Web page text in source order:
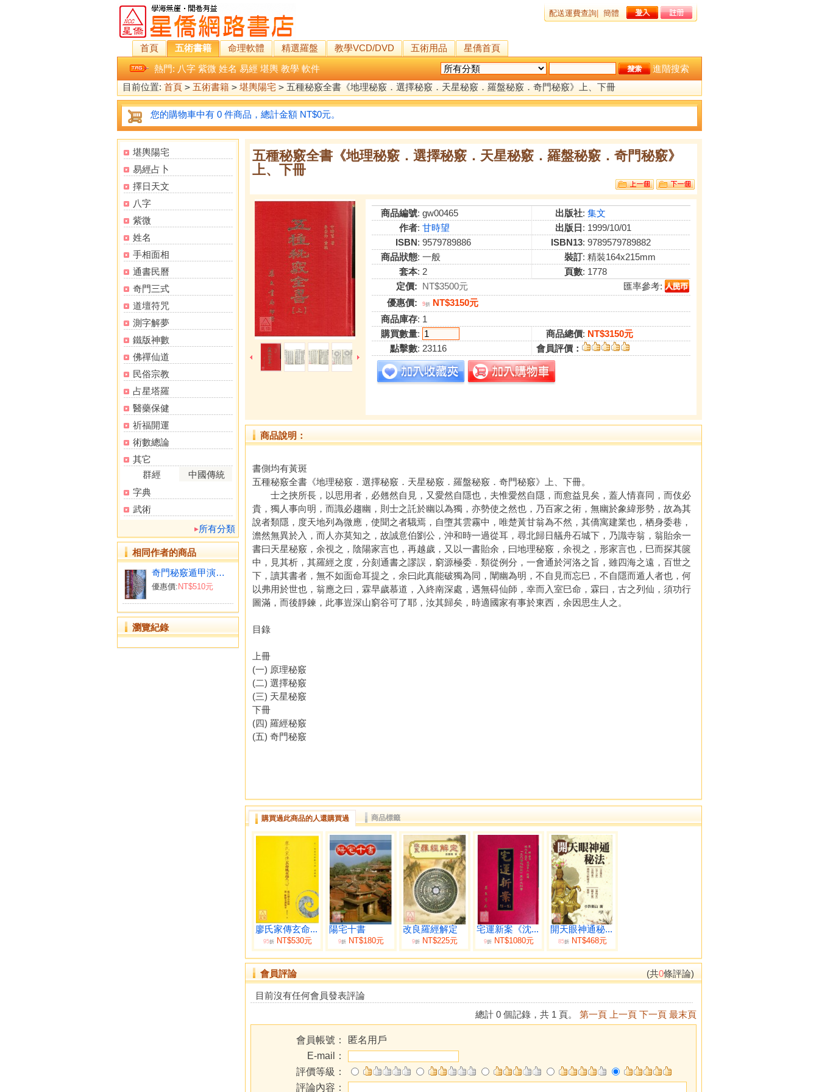
配送運費查詢 簡體
首頁 五術書籍 命理軟體 精選羅盤 教學VCD/DVD 五術用品
星僑首頁
熱門: 八字 紫微 姓名 易經 堪輿 教學 軟件
進階搜索
目前位置: 首頁 > 五術書籍 > 堪輿陽宅 > 五種秘竅全書《地理秘竅．選擇秘竅．天星秘竅．羅盤秘竅．奇門秘竅》上、下冊
您的購物車中有 0 件商品，總計金額 NT$0元。
堪輿陽宅
易經占卜
擇日天文
八字
紫微
姓名
手相面相
通書民曆
奇門三式
道壇符咒
測字解夢
鐵版神數
佛禪仙道
民俗宗教
占星塔羅
醫藥保健
祈福開運
術數總論
其它
群經
中國傳統
字典
武術
所有分類
相同作者的商品
奇門秘竅遁甲演義符應經
優惠價: NT$510元
瀏覽紀錄
五種秘竅全書《地理秘竅．選擇秘竅．天星秘竅．羅盤秘竅．奇門秘竅》
上、下冊
商品編號: gw00465 出版社: 集文
作者: 甘時望 出版日 : 1999/10/01
ISBN: 9579789886 ISBN13: 9789579789882
商品狀態: 一般 裝訂: 精裝164x215mm
套本: 2 頁數: 1778
定價: NT$3500元
匯率參考:
優惠價:
9折 NT$3150元
商品庫存: 1
購買數量: 商品總價: NT$3150元
點擊數: 23116 會員評價：
商品說明：
書側均有黃斑
五種秘竅全書《地理秘竅．選擇秘竅．天星秘竅．羅盤秘竅．奇門秘竅》上、下冊。
士之挾所長，以思用者，必翹然自見，又愛然自隱也，夫惟愛然自隱，而愈益見矣，蓋人情喜同，而伎必
貴，獨人事向明，而識必趨幽，則士之託於幽以為獨，亦勢使之然也，乃百家之術，無幽於象緯形勢，故為其
說者類隱，度天地列為微應，使聞之者騀焉，自墮其雲霧中，唯楚黃甘翁為不然，其僑寓建業也，栖身委巷，
澹然無異於入，而人亦莫知之，故誠意伯劉公，沖和時一過從耳，尋北歸日艤舟石城下，乃識寺翁，翁貽余一
書曰天星秘竅，余視之，陰陽家言也，再越歲，又以一書貽余，曰地理秘竅，余視之，形家言也，巳而探其篋
中，見其析，其羅經之度，分刻通書之謬誤，窮源極委．類從例分，一會通於河洛之旨，雖四海之遠，百世之
下，讀其書者，無不如面命耳提之，余曰此真能破獨為同，闡幽為明，不自見而忘巳，不自隱而遁人者也，何
以弗用於世也，翁應之曰，霖早歲慕道，入終南深處，遇無碍仙師，幸而入室巳命，霖曰，古之列仙，須功行
圖滿，而後靜鍊，此事豈深山窮谷可了耶，汝其歸矣，時適國家有事於東西，余因思生人之。
目錄
上冊
(一) 原理秘竅
(二) 選擇秘竅
(三) 天星秘竅
下冊
(四) 羅經秘竅
(五) 奇門秘竅
購買過此商品的人還購買過 商品標籤
廖氏家傳玄命...
95折NT$530元
陽宅十書
9折 NT$180元
改良羅經解定
9折 NT$225元
宅運新案《沈...
9折NT$1080元
開天眼神通秘...
85折NT$468元
會員評論 (共0條評論)
目前沒有任何會員發表評論
總計 0 個記錄，共 1 頁。 第一頁 上一頁 下一頁 最末頁
會員帳號：
匿名用戶
E-mail：
評價等級：
評論內容：